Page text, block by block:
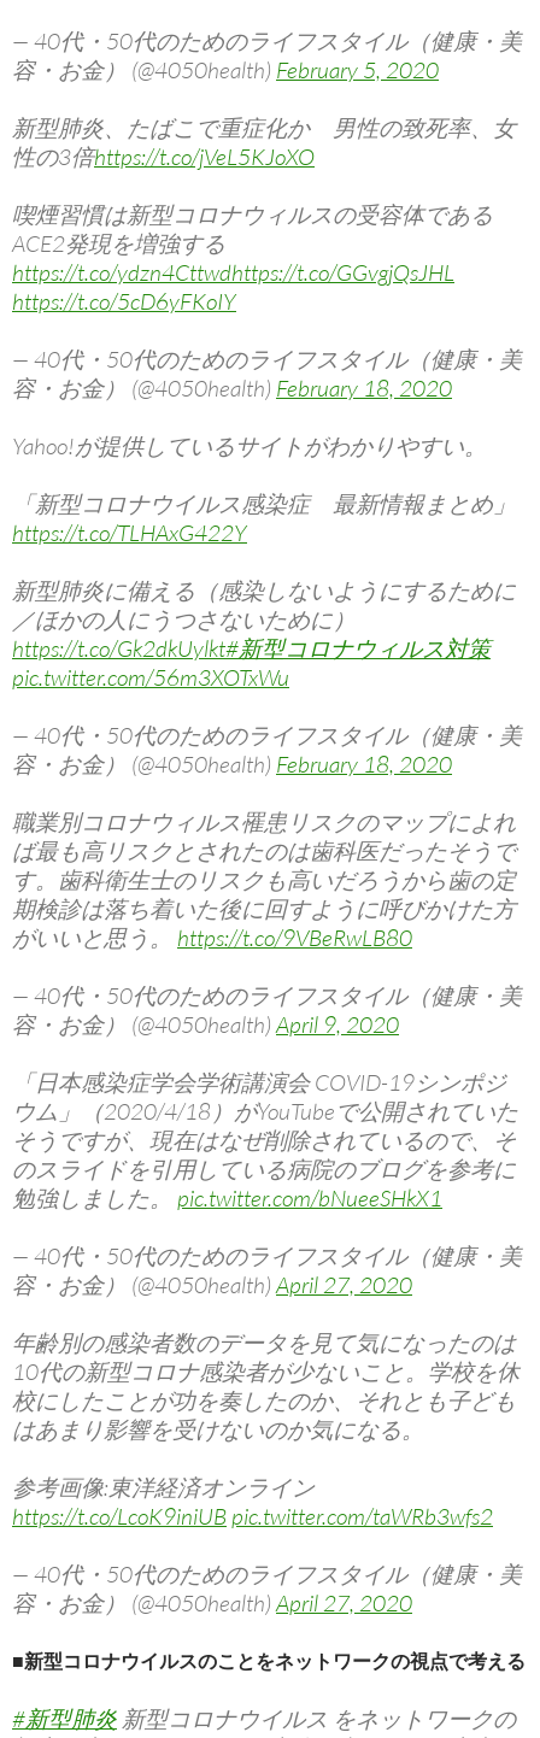
— 40代・50代のためのライフスタイル（健康・美
容・お金） (@4050health) February 5, 2020
新型肺炎、たばこで重症化か 男性の致死率、女
性の3倍https://t.co/jVeL5KJoXO
喫煙習慣は新型コロナウィルスの受容体である
ACE2発現を増強する
https://t.co/ydzn4Cttwdhttps://t.co/GGvgjQsJHL
https://t.co/5cD6yFKoIY
— 40代・50代のためのライフスタイル（健康・美
容・お金） (@4050health) February 18, 2020
Yahoo!が提供しているサイトがわかりやすい。
「新型コロナウイルス感染症 最新情報まとめ」
https://t.co/TLHAxG422Y
新型肺炎に備える（感染しないようにするために
／ほかの人にうつさないために）
https://t.co/Gk2dkUylkt#新型コロナウィルス対策
pic.twitter.com/56m3XOTxWu
— 40代・50代のためのライフスタイル（健康・美
容・お金） (@4050health) February 18, 2020
職業別コロナウィルス罹患リスクのマップによれ
ば最も高リスクとされたのは歯科医だったそうで
す。歯科衛生士のリスクも高いだろうから歯の定
期検診は落ち着いた後に回すように呼びかけた方
がいいと思う。 https://t.co/9VBeRwLB80
— 40代・50代のためのライフスタイル（健康・美
容・お金） (@4050health)April 9, 2020
「日本感染症学会学術講演会 COVID-19シンポジ
ウム」（2020/4/18）がYouTubeで公開されていた
そうですが、現在はなぜ削除されているので、そ
のスライドを引用している病院のブログを参考に
勉強しました。 pic.twitter.com/bNueeSHkX1
— 40代・50代のためのライフスタイル（健康・美
容・お金） (@4050health)April 27, 2020
年齢別の感染者数のデータを見て気になったのは
10代の新型コロナ感染者が少ないこと。学校を休
校にしたことが功を奏したのか、それとも子ども
はあまり影響を受けないのか気になる。
参考画像:東洋経済オンライン
https://t.co/LcoK9iniUB pic.twitter.com/taWRb3wfs2
— 40代・50代のためのライフスタイル（健康・美
容・お金） (@4050health)April 27, 2020
■新型コロナウイルスのことをネットワークの視点で考える
#新型肺炎 新型コロナウイルス をネットワークの